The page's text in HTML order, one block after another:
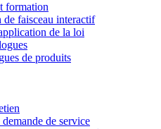
formation
de faisceau interactif
de la loi
de produits
de service